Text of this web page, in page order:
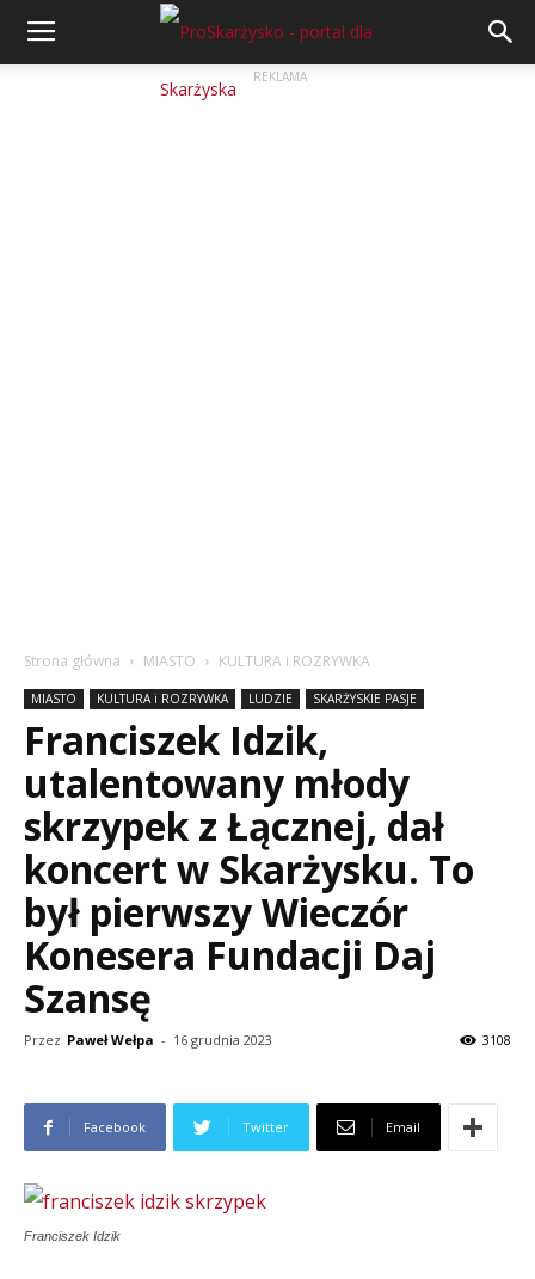
REKLAMA
Strona główna MIASTO KULTURA i ROZRYWKA
MIASTO KULTURA i ROZRYWKA LUDZIE SKARŻYSKIE PASJE
Franciszek Idzik,
utalentowany młody
skrzypek z Łącznej, dał
koncert w Skarżysku. To
był pierwszy Wieczór
Konesera Fundacji Daj
Szansę
Przez Paweł Wełpa - 16 grudnia 2023 3108
Facebook Twitter Email
Franciszek Idzik